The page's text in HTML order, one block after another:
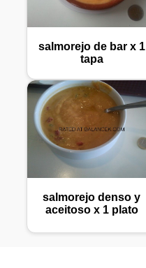
salmorejo de bar x 1
tapa
salmorejo denso y
aceitoso x 1 plato